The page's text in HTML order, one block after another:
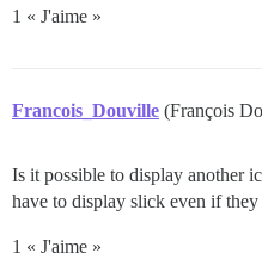
1 « J'aime »
Francois_Douville (François
Is it possible to display another
have to display slick even if they
1 « J'aime »